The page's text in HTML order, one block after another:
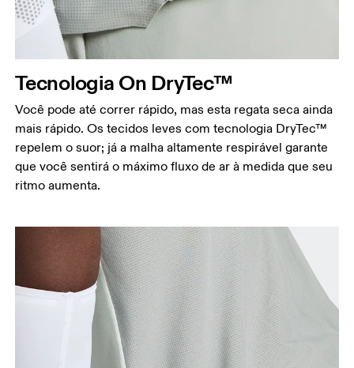
Cintura
Meça ao redor da parte mais estreita da cintura.
Quadril
Meça ao redor da parte mais larga do quadril.
Tecnologia On DryTec™
Você pode até correr rápido, mas esta regata seca ainda
mais rápido. Os tecidos leves com tecnologia DryTec™
repelem o suor; já a malha altamente respirável garante
que você sentirá o máximo fluxo de ar à medida que seu
ritmo aumenta.